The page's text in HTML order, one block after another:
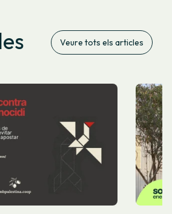
Veure tots els articles